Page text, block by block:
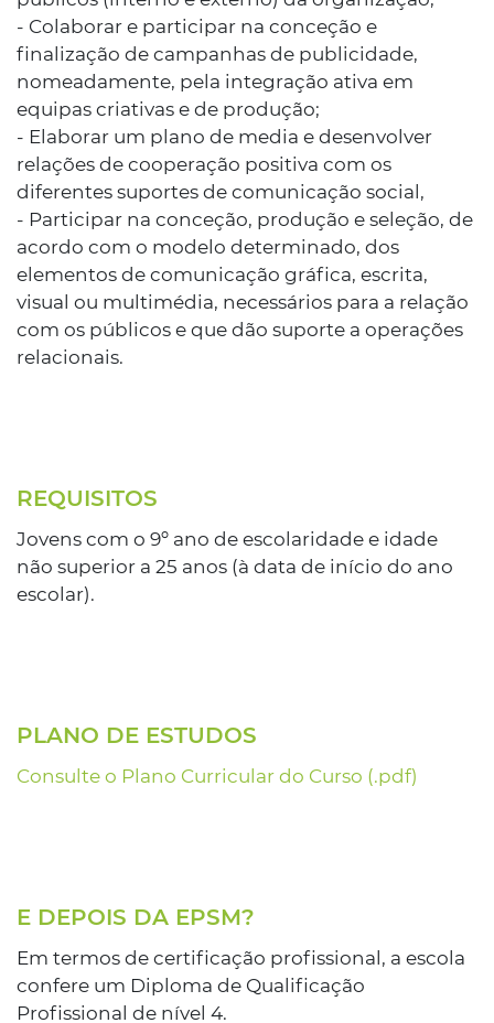
- Colaborar e participar na conceção e
finalização de campanhas de publicidade,
nomeadamente, pela integração ativa em
equipas criativas e de produção;
- Elaborar um plano de media e desenvolver
relações de cooperação positiva com os
diferentes suportes de comunicação social,
- Participar na conceção, produção e seleção, de
acordo com o modelo determinado, dos
elementos de comunicação gráfica, escrita,
visual ou multimédia, necessários para a relação
com os públicos e que dão suporte a operações
relacionais.
REQUISITOS
Jovens com o 9º ano de escolaridade e idade
não superior a 25 anos (à data de início do ano
escolar).
PLANO DE ESTUDOS
Consulte o Plano Curricular do Curso (.pdf)
E DEPOIS DA EPSM?
Em termos de certificação profissional, a escola
confere um Diploma de Qualificação
Profissional de nível 4.